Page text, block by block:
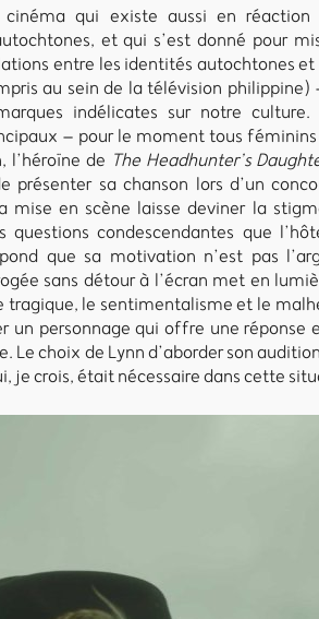
cinéma qui existe aussi en
et qui s’est donné pour
entre les identités autochtones
au sein de la télévision philippine)
indélicates sur notre
– pour le moment tous
de The Headhunter’s
sa chanson lors d’un
mise en scène laisse deviner la
condescendantes que
que sa motivation n’est pas
sans détour à l’écran met en
le sentimentalisme et le
un personnage qui offre une réponse
choix de Lynn d’aborder son
je crois, était nécessaire dans cette